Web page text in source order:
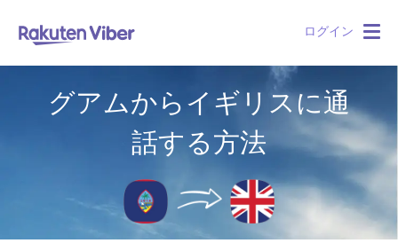
ログイン
グアムからイギリスに通
話する方法